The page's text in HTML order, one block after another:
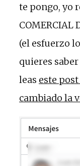
te pongo, yo
COMERCIAL
(el esfuerzo
quieres
leas este
cambiado la